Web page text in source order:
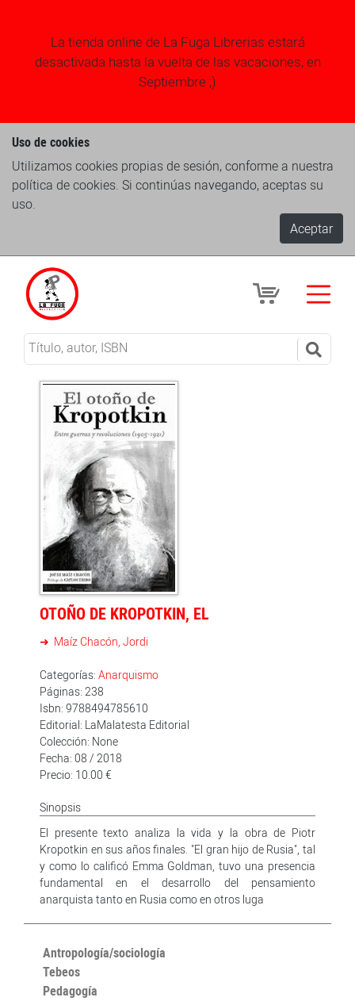
La tienda online de La Fuga Librerias estará
desactivada hasta la vuelta de las vacaciones, en
Septiembre ;)
Uso de cookies
Utilizamos cookies propias de sesión, conforme a nuestra
política de cookies. Si continúas navegando, aceptas su
uso.
Aceptar
OTOÑO DE KROPOTKIN, EL
Maíz Chacón, Jordi
Categorías: Anarquismo
Páginas: 238
Isbn: 9788494785610
Editorial: LaMalatesta Editorial
Colección: None
Fecha: 08 / 2018
Precio: 10.00 €
Sinopsis
El presente texto analiza la vida y la obra de Piotr
Kropotkin en sus años finales. "El gran hijo de Rusia", tal
y como lo calificó Emma Goldman, tuvo una presencia
fundamental en el desarrollo del pensamiento
anarquista tanto en Rusia como en otros luga
Antropología/sociología
Tebeos
Pedagogía